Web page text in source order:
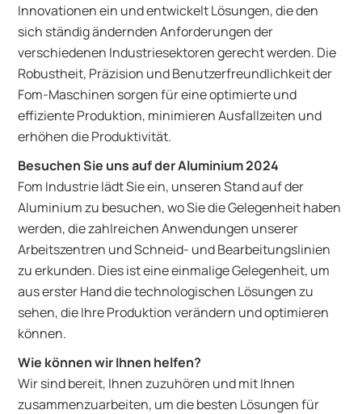
Innovationen ein und entwickelt Lösungen, die den
sich ständig ändernden Anforderungen der
verschiedenen Industriesektoren gerecht werden. Die
Robustheit, Präzision und Benutzerfreundlichkeit der
Fom-Maschinen sorgen für eine optimierte und
effiziente Produktion, minimieren Ausfallzeiten und
erhöhen die Produktivität.
Besuchen Sie uns auf der Aluminium 2024
Fom Industrie lädt Sie ein, unseren Stand auf der
Aluminium zu besuchen, wo Sie die Gelegenheit haben
werden, die zahlreichen Anwendungen unserer
Arbeitszentren und Schneid- und Bearbeitungslinien
zu erkunden. Dies ist eine einmalige Gelegenheit, um
aus erster Hand die technologischen Lösungen zu
sehen, die Ihre Produktion verändern und optimieren
können.
Wie können wir Ihnen helfen?
Wir sind bereit, Ihnen zuzuhören und mit Ihnen
zusammenzuarbeiten, um die besten Lösungen für